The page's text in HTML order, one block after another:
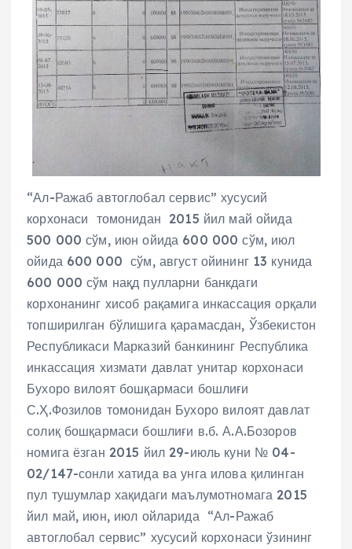
“Ал-Ражаб автоглобал сервис” хусусий
корхонаси томонидан 2015 йил май ойида
500 000 сўм, июн ойида 600 000 сўм, июл
ойида 600 000 сўм, август ойининг 13 кунида
600 000 сўм нақд пулларни банкдаги
корхонанинг хисоб рақамига инкассация орқали
топширилган бўлишига қарамасдан, Ўзбекистон
Республикаси Марказий банкининг Республика
инкассация хизмати давлат унитар корхонаси
Бухоро вилоят бошқармаси бошлиғи
С.Ҳ.Фозилов томонидан Бухоро вилоят давлат
солиқ бошқармаси бошлиғи в.б. А.А.Бозоров
номига ёзган 2015 йил 29-июль куни № 04-
02/147-сонли хатида ва унга илова қилинган
пул тушумлар хақидаги маълумотномага 2015
йил май, июн, июл ойларида “Ал-Ражаб
автоглобал сервис” хусусий корхонаси ўзининг